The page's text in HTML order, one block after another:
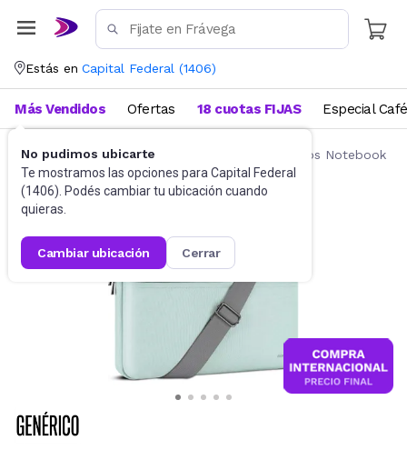
Estás en Capital Federal (1406)
No pudimos ubicarte
Te mostramos las opciones para Capital Federal
(1406). Podés cambiar tu ubicación cuando
quieras.
cambiar ubicación cerrar
Más Vendidos Ofertas 18 cuotas FIJAS Especial Café
Accesorios de Informática Mochilas y Bolsos Notebook